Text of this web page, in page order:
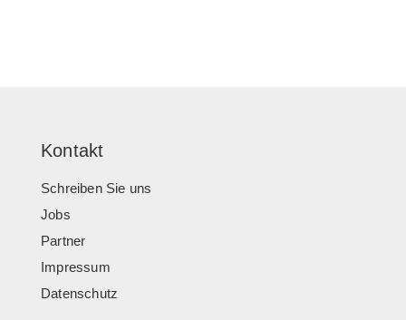
Kontakt
Schreiben Sie uns
Jobs
Partner
Impressum
Datenschutz